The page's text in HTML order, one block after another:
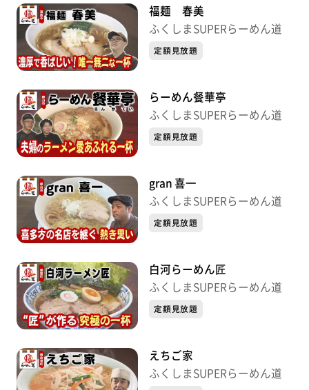
福麺 春美
ふくしまSUPERらーめん道
定額見放題
らーめん餐華亭
ふくしまSUPERらーめん道
定額見放題
gran 喜一
ふくしまSUPERらーめん道
定額見放題
白河らーめん匠
ふくしまSUPERらーめん道
定額見放題
えちご家
ふくしまSUPERらーめん道